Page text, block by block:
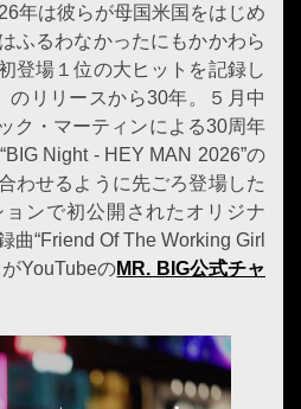
年は彼らが母国米国をはじめ
ふるわなかったにもかかわら
登場１位の大ヒットを記録し
のリリースから30年。５月中
ク・マーティンによる30周年
Night - HEY MAN 2026”の
わせるように先ごろ登場した
ンで初公開されたオリジナ
曲“Friend Of The Working Girl
YouTubeのMR. BIG公式チャ